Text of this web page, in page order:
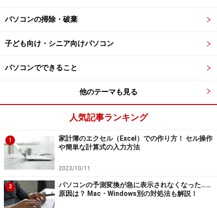
い。
【編集部おすすめの購入サイト】
Amazonで人気のパソコン・周辺機器をチェック！
楽天市場でパソコンの関連商品をチェック！
パソコンの掃除・破棄
子ども向け・シニア向けパソコン
パソコンでできること
他のテーマも見る
人気記事ランキング
1
家計簿のエクセル（Excel）での作り方！ セル操作
や簡単な計算式の入力方法
2023/10/11
2
パソコンの予測変換が急に表示されなくなった……
原因は？ Mac・Windows別の対処法も解説！